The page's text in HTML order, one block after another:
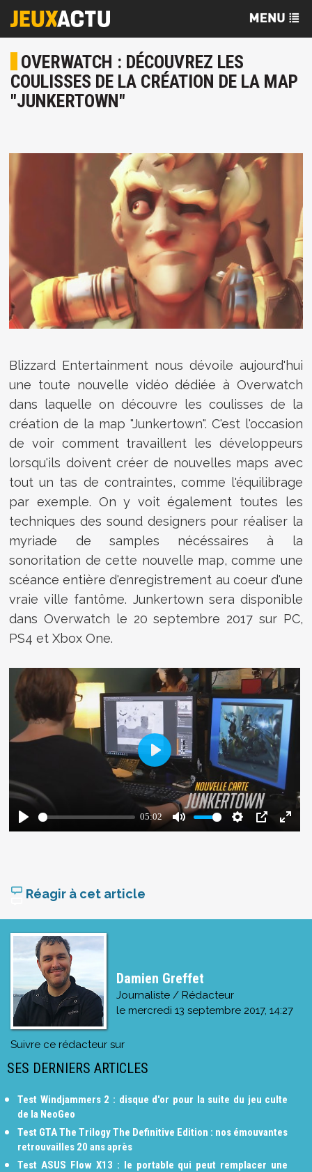
OVERWATCH : DÉCOUVREZ LES
COULISSES DE LA CRÉATION DE LA MAP
"JUNKERTOWN"
Blizzard Entertainment nous dévoile aujourd'hui
une toute nouvelle vidéo dédiée à Overwatch
dans laquelle on découvre les coulisses de la
création de la map "Junkertown". C'est l'occasion
de voir comment travaillent les développeurs
lorsqu'ils doivent créer de nouvelles maps avec
tout un tas de contraintes, comme l'équilibrage
par exemple. On y voit également toutes les
techniques des sound designers pour réaliser la
myriade de samples nécéssaires à la
sonoritation de cette nouvelle map, comme une
scéance entière d'enregistrement au coeur d'une
vraie ville fantôme. Junkertown sera disponible
dans Overwatch le 20 septembre 2017 sur PC,
PS4 et Xbox One.
Réagir à cet article
Damien Greffet
Journaliste / Rédacteur
le mercredi 13 septembre 2017, 14:27
Suivre ce rédacteur sur
SES DERNIERS ARTICLES
Test Windjammers 2 : disque d'or pour la suite du jeu culte
de la NeoGeo
Test GTA The Trilogy The Definitive Edition : nos émouvantes
retrouvailles 20 ans après
Test ASUS Flow X13 : le portable qui peut remplacer une